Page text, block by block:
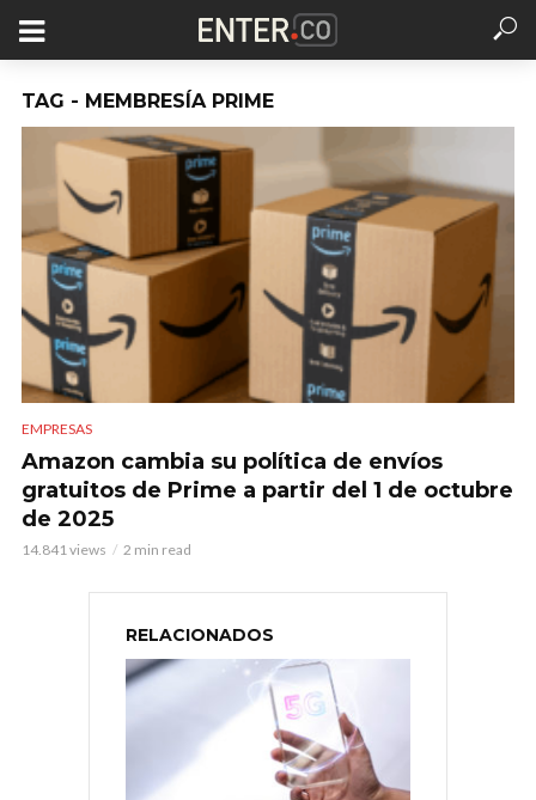
TAG - MEMBRESÍA PRIME
EMPRESAS
Amazon cambia su política de envíos
gratuitos de Prime a partir del 1 de octubre
de 2025
14.841 views 2 min read
RELACIONADOS